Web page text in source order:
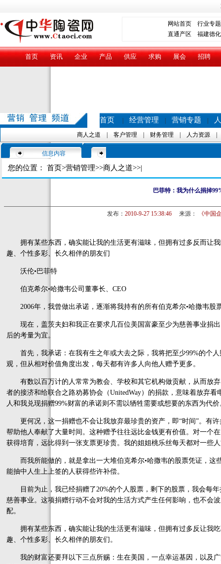
网站首页
行业专题
直通产区 福建德化
首页 资讯 企业 产品 供应 求购 展会 招聘
首页 经营管理 营销专题
商人之道 客户管理 财务管理 人力资源
信息内容
您的位置： 首页>营销管理>>商人之道>>|
巴菲特：我为什么捐掉
发布： 2010-9-27 15:38:46来源： 《中国
拥有某些东西，确实能让我的生活更有滋味，但拥有过多反而让
趣、个性多彩、长久相伴的朋友们
沃伦•巴菲特
伯克希尔•哈撒韦公司董事长、CEO
2006年，我曾做出承诺，逐渐将我持有的所有伯克希尔•哈撒韦股
现在，盖茨夫妇和我正在要求几百位美国富豪至少为慈善事业捐出
后的考量为宜。
首先，我承诺：在我有生之年或大去之际，我将把至少99%的个人
观，但从相对价值角度出发，每天都有许多人向他人赠予更多。
有数以百万计的人常常为教会、学校和其它机构做贡献，从而放
者的接济和给联合之路劝募协会（UnitedWay）的捐款，意味着放弃
人和我兑现捐赠99%财富的承诺则不需以牺牲需要或想要的东西为代价
更何况，这一捐赠也不会让我放弃最珍贵的资产，即“时间”。有许
帮助他人奉献了大量时间。这种赠予往往远比金钱更有价值。对一个
获得培育，远比得到一张支票更珍贵。我的姐姐桃乐丝每天都对一些
而我所能做的，就是拿出一大堆伯克希尔•哈撒韦的股票凭证，这
能抽中人生上上签的人获得些许补偿。
目前为止，我已经捐赠了20%的个人股票，剩下的股票，我会每年
慈善事业。这项捐赠行动不会对我的生活方式产生任何影响，也不会
配。
拥有某些东西，确实能让我的生活更有滋味，但拥有过多反让我
趣、个性多彩、长久相伴的朋友们。
我的财富还要拜以下三点所赐：生在美国，一点幸运基因，以及广